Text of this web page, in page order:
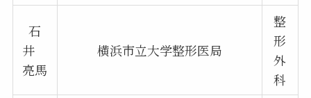
石
井
亮馬
横浜市立大学整形医局
整
形
外
科